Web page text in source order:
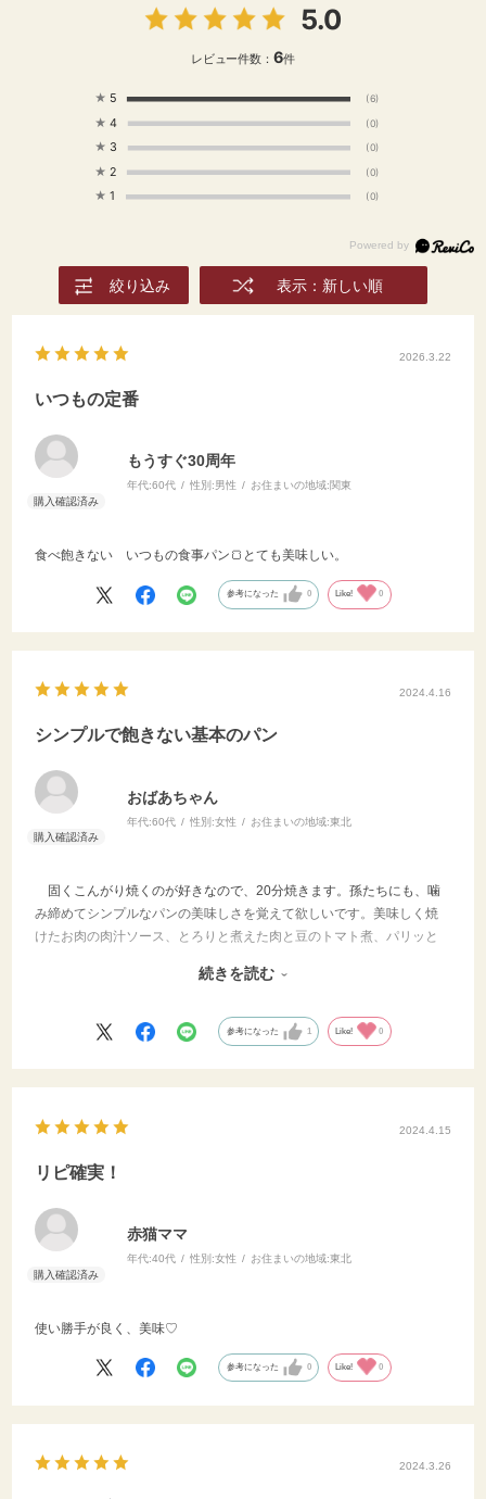
5.0
レビュー件数： 6件
★ 5 (6)
★ 4 (0)
★ 3 (0)
★ 2 (0)
★ 1 (0)
絞り込み 表示：新しい順
2026.3.22
いつもの定番
もうすぐ30周年
年代:60代 性別:男性 お住まいの地域:関東
食べ飽きない いつもの食事パン🍞とても美味しい。
参考になった 0 Like! 0
2024.4.16
シンプルで飽きない基本のパン
おばあちゃん
年代:60代 性別:女性 お住まいの地域:東北
固くこんがり焼くのが好きなので、20分焼きます。孫たちにも、噛
み締めてシンプルなパンの美味しさを覚えて欲しいです。美味しく焼
けたお肉の肉汁ソース、とろりと煮えた肉と豆のトマト煮、パリッと
ぬぐっていただきます。高級レストランではやっちゃだめなんですよ
続きを読む
参考になった 1 Like! 0
2024.4.15
リピ確実！
赤猫ママ
年代:40代 性別:女性 お住まいの地域:東北
使い勝手が良く、美味♡
参考になった 0 Like! 0
2024.3.26